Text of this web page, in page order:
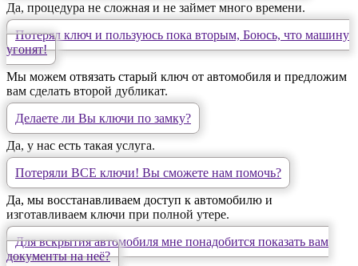
Да, процедура не сложная и не займет много времени.
Потерял ключ и пользуюсь пока вторым, Боюсь, что машину
угонят!
Мы можем отвязать старый ключ от автомобиля и предложим
вам сделать второй дубликат.
Делаете ли Вы ключи по замку?
Да, у нас есть такая услуга.
Потеряли ВСЕ ключи! Вы сможете нам помочь?
Да, мы восстанавливаем доступ к автомобилю и
изготавливаем ключи при полной утере.
Для вскрытия автомобиля мне понадобится показать вам
документы на неё?